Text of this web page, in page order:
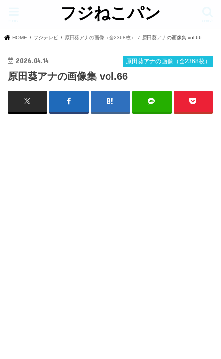
フジねこパン
HOME フジテレビ 原田葵アナの画像（全2368枚） 原田葵アナの画像集 vol.66
原田葵アナの画像（全2368枚）
2026.04.14
原田葵アナの画像集 vol.66